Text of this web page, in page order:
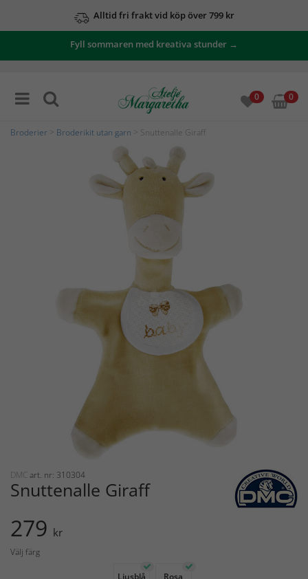
Alltid fri frakt vid köp över 799 kr
Fyll sommaren med kreativa stunder →
0 0
Broderier Broderikit utan garn > Snuttenalle Giraff
DMCart. nr: 310304
Snuttenalle Giraff
279 kr
Välj färg
Ljusblå Rosa